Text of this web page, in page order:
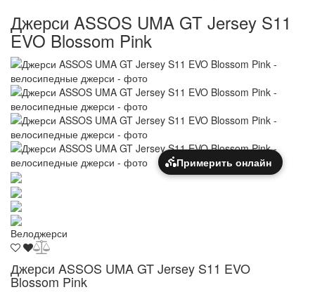
Джерси ASSOS UMA GT Jersey S11
EVO Blossom Pink
Примерить онлайн
Велоджерси
Джерси ASSOS UMA GT Jersey S11 EVO
Blossom Pink